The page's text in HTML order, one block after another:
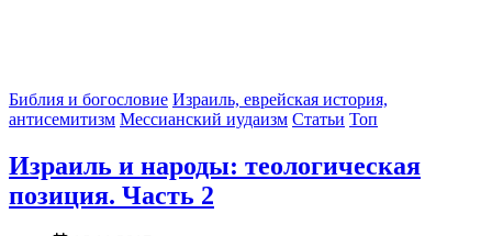
Библия и богословие Израиль, еврейская история,
антисемитизм Мессианский иудаизм Статьи Топ
Израиль и народы: теологическая
позиция. Часть 2